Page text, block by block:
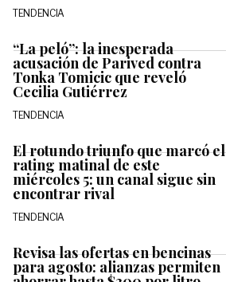
TENDENCIA
“La peló”: la inesperada
acusación de Parived contra
Tonka Tomicic que reveló
Cecilia Gutiérrez
TENDENCIA
El rotundo triunfo que marcó el
rating matinal de este
miércoles 5: un canal sigue sin
encontrar rival
TENDENCIA
Revisa las ofertas en bencinas
para agosto: alianzas permiten